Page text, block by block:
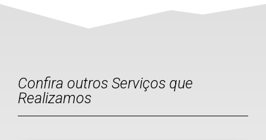
Confira outros Serviços que
Realizamos